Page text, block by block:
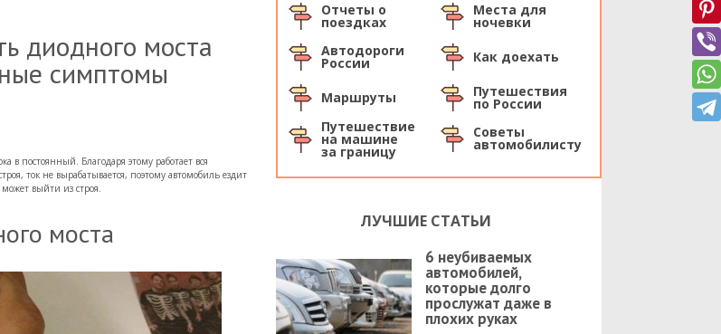
диодного моста
симптомы
в постоянный. Благодаря этому работает вся
ток не вырабатывается, поэтому автомобиль ездит
выйти из строя.
моста
Отчеты о
поездках
Места для
ночевки
Автодороги
России Как доехать
Маршруты Путешествия
по России
Путешествие
на машине
за границу
Советы
автомобилисту
ЛУЧШИЕ СТАТЬИ
6 неубиваемых
автомобилей,
которые долго
прослужат даже в
плохих руках